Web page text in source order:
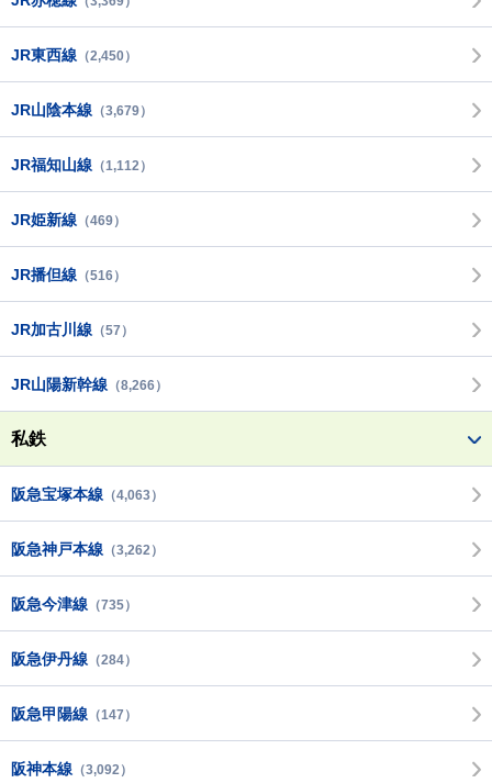
JR東西線 （2,450）
JR山陰本線 （3,679）
JR福知山線 （1,112）
JR姫新線 （469）
JR播但線 （516）
JR加古川線 （57）
JR山陽新幹線 （8,266）
私鉄
阪急宝塚本線 （4,063）
阪急神戸本線 （3,262）
阪急今津線 （735）
阪急伊丹線 （284）
阪急甲陽線 （147）
阪神本線 （3,092）